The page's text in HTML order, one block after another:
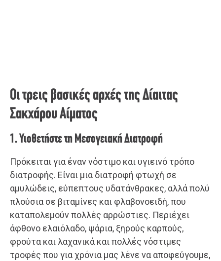
Οι τρεις βασικές αρχές της Δίαιτας
Σακχάρου Αίματος
1. Υιοθετήστε τη Μεσογειακή Διατροφή
Πρόκειται για έναν νόστιμο και υγιεινό τρόπο
διατροφής. Είναι μια διατροφή φτωχή σε
αμυλώδεις, εύπεπτους υδατάνθρακες, αλλά πολύ
πλούσια σε βιταμίνες και φλαβονοειδή, που
καταπολεμούν πολλές αρρώστιες. Περιέχει
άφθονο ελαιόλαδο, ψάρια, ξηρούς καρπούς,
φρούτα και λαχανικά και πολλές νόστιμες
τροφές που για χρόνια μας λένε να αποφεύγουμε,